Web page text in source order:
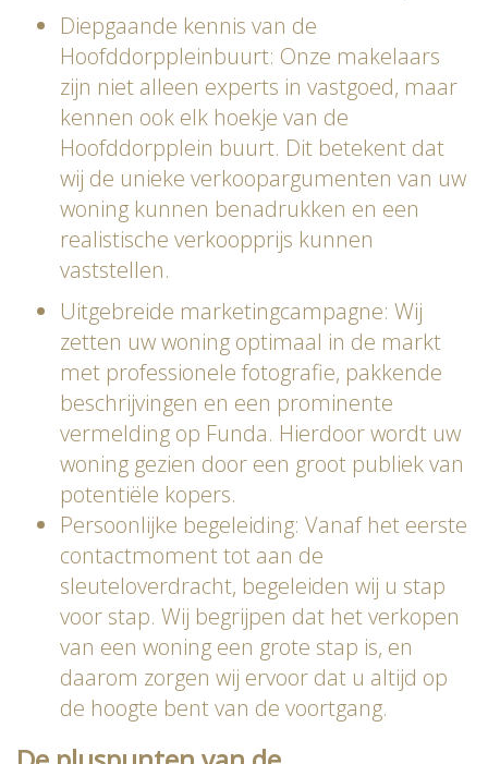
Diepgaande kennis van de
Hoofddorppleinbuurt: Onze makelaars
zijn niet alleen experts in vastgoed, maar
kennen ook elk hoekje van de
Hoofddorpplein buurt. Dit betekent dat
wij de unieke verkoopargumenten van uw
woning kunnen benadrukken en een
realistische verkoopprijs kunnen
vaststellen.
Uitgebreide marketingcampagne: Wij
zetten uw woning optimaal in de markt
met professionele fotografie, pakkende
beschrijvingen en een prominente
vermelding op Funda. Hierdoor wordt uw
woning gezien door een groot publiek van
potentiële kopers.
Persoonlijke begeleiding: Vanaf het eerste
contactmoment tot aan de
sleuteloverdracht, begeleiden wij u stap
voor stap. Wij begrijpen dat het verkopen
van een woning een grote stap is, en
daarom zorgen wij ervoor dat u altijd op
de hoogte bent van de voortgang.